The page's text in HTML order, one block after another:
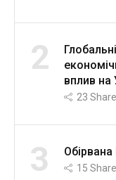
2
вплив на
23
3 Обірвана
15